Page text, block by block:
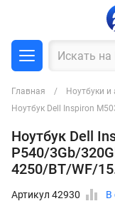
Главная Ноутбуки и
Ноутбук Dell
P540/3Gb/
4250/BT/WF/
Артикул 42930 В